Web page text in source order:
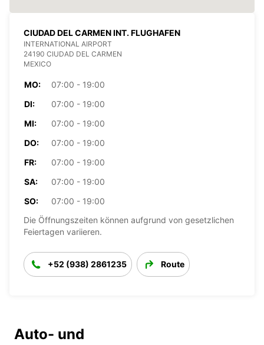
CIUDAD DEL CARMEN INT. FLUGHAFEN
INTERNATIONAL AIRPORT
24190 CIUDAD DEL CARMEN
MEXICO
MO:
07:00 - 19:00
DI:
07:00 - 19:00
MI:
07:00 - 19:00
DO:
07:00 - 19:00
FR:
07:00 - 19:00
SA:
07:00 - 19:00
SO:
07:00 - 19:00
Die Öffnungszeiten können aufgrund von gesetzlichen
Feiertagen variieren.
+52 (938) 2861235 Route
Auto- und